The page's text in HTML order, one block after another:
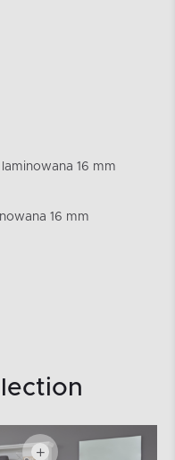
16 mm
16 mm